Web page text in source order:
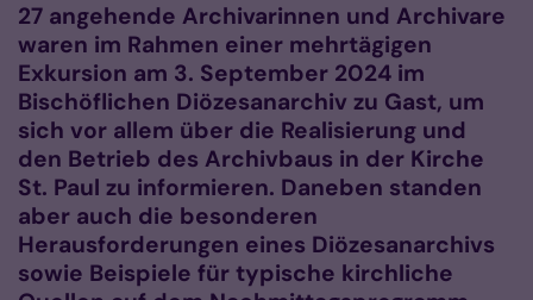
27 angehende Archivarinnen und Archivare
waren im Rahmen einer mehrtägigen
Exkursion am 3. September 2024 im
Bischöflichen Diözesanarchiv zu Gast, um
sich vor allem über die Realisierung und
den Betrieb des Archivbaus in der Kirche
St. Paul zu informieren. Daneben standen
aber auch die besonderen
Herausforderungen eines Diözesanarchivs
sowie Beispiele für typische kirchliche